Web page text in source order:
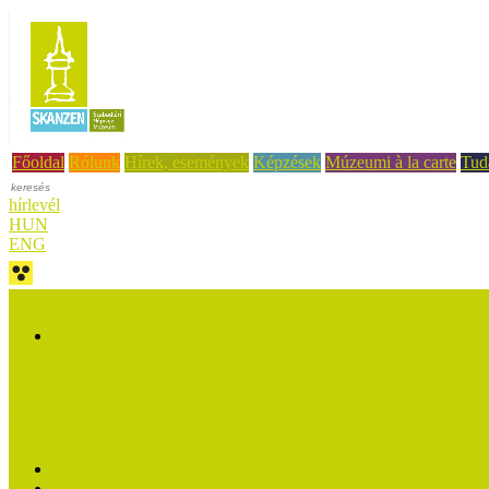
Főoldal Rólunk Hírek, események Képzések Múzeumi à la carte
hírlevél
HUN
ENG